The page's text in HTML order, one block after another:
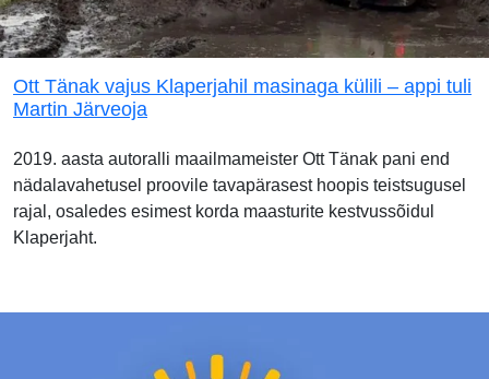
Ott Tänak vajus Klaperjahil masinaga külili – appi tuli
Martin Järveoja
2019. aasta autoralli maailmameister Ott Tänak pani end
nädalavahetusel proovile tavapärasest hoopis teistsugusel
rajal, osaledes esimest korda maasturite kestvussõidul
Klaperjaht.